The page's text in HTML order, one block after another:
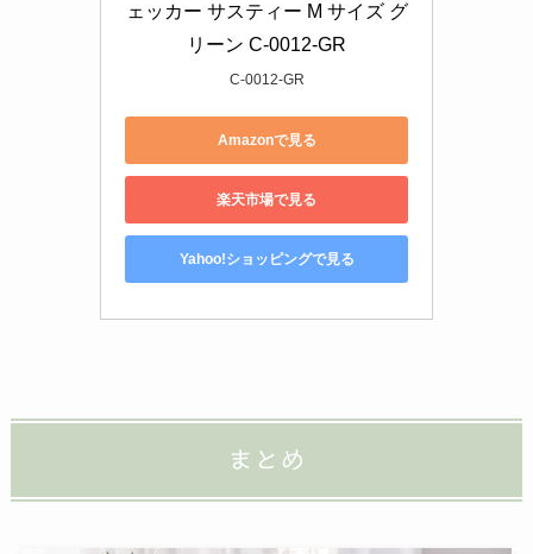
ェッカー サスティー M サイズ グ
リーン C-0012-GR
C-0012-GR
Amazonで見る
楽天市場で見る
Yahoo!ショッピングで見る
まとめ